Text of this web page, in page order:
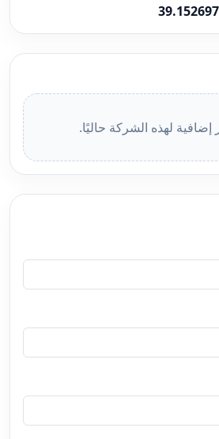
إضافية لهذه الشركة حاليًا.